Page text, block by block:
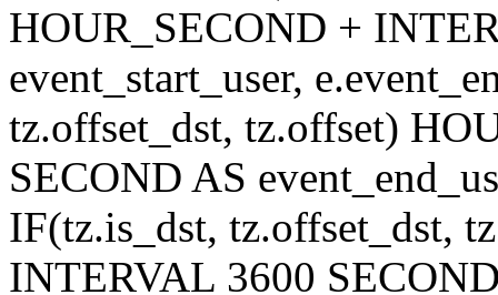
HOUR_SECOND +
event_start_user,
tz.offset_dst, tz.offset)
SECOND AS
IF(tz.is_dst, tz.offset_dst,
INTERVAL 3600